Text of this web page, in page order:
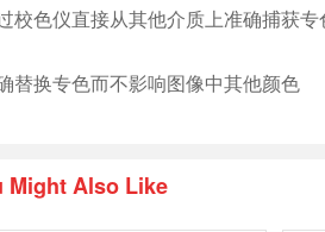
校色仪直接从其他介质上准确捕获
替换专色而不影响图像中其他颜色
Might Also Like